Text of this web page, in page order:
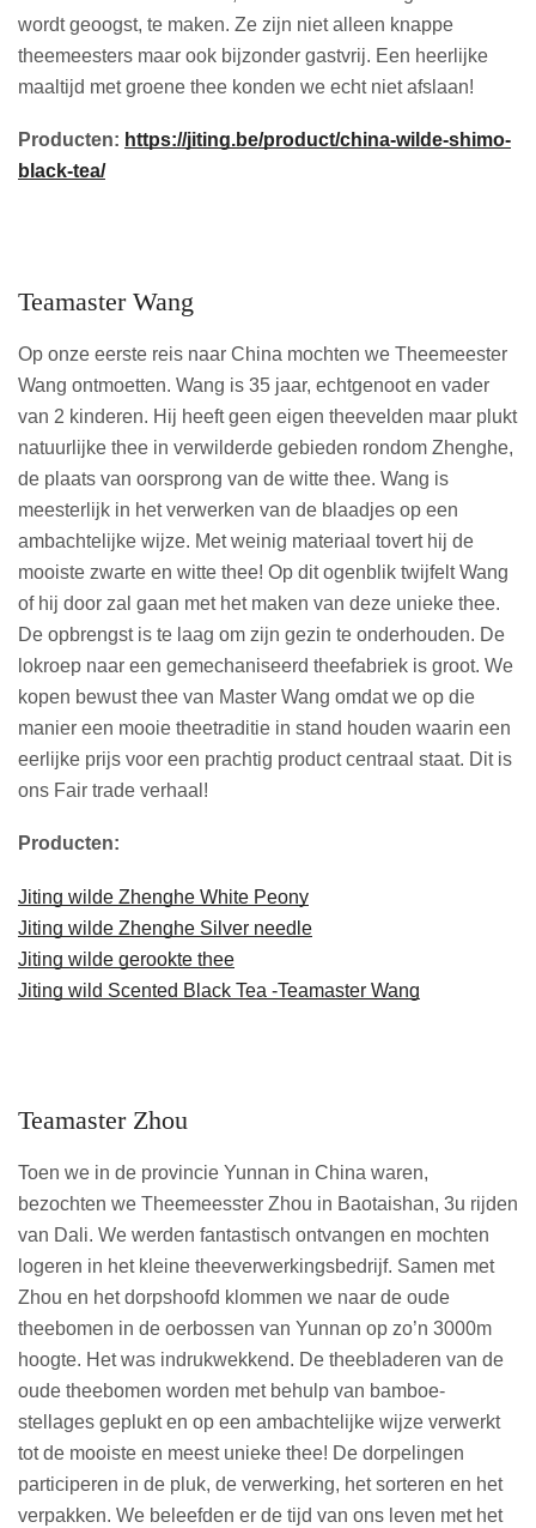
wordt geoogst, te maken. Ze zijn niet alleen knappe
theemeesters maar ook bijzonder gastvrij. Een heerlijke
maaltijd met groene thee konden we echt niet afslaan!
Producten: https://jiting.be/product/china-wilde-shimo-
black-tea/
Teamaster Wang
Op onze eerste reis naar China mochten we Theemeester
Wang ontmoetten. Wang is 35 jaar, echtgenoot en vader
van 2 kinderen. Hij heeft geen eigen theevelden maar plukt
natuurlijke thee in verwilderde gebieden rondom Zhenghe,
de plaats van oorsprong van de witte thee. Wang is
meesterlijk in het verwerken van de blaadjes op een
ambachtelijke wijze. Met weinig materiaal tovert hij de
mooiste zwarte en witte thee! Op dit ogenblik twijfelt Wang
of hij door zal gaan met het maken van deze unieke thee.
De opbrengst is te laag om zijn gezin te onderhouden. De
lokroep naar een gemechaniseerd theefabriek is groot. We
kopen bewust thee van Master Wang omdat we op die
manier een mooie theetraditie in stand houden waarin een
eerlijke prijs voor een prachtig product centraal staat. Dit is
ons Fair trade verhaal!
Producten:
Jiting wilde Zhenghe White Peony
Jiting wilde Zhenghe Silver needle
Jiting wilde gerookte thee
Jiting wild Scented Black Tea -Teamaster Wang
Teamaster Zhou
Toen we in de provincie Yunnan in China waren,
bezochten we Theemeesster Zhou in Baotaishan, 3u rijden
van Dali. We werden fantastisch ontvangen en mochten
logeren in het kleine theeverwerkingsbedrijf. Samen met
Zhou en het dorpshoofd klommen we naar de oude
theebomen in de oerbossen van Yunnan op zo’n 3000m
hoogte. Het was indrukwekkend. De theebladeren van de
oude theebomen worden met behulp van bamboe-
stellages geplukt en op een ambachtelijke wijze verwerkt
tot de mooiste en meest unieke thee! De dorpelingen
participeren in de pluk, de verwerking, het sorteren en het
verpakken. We beleefden er de tijd van ons leven met het